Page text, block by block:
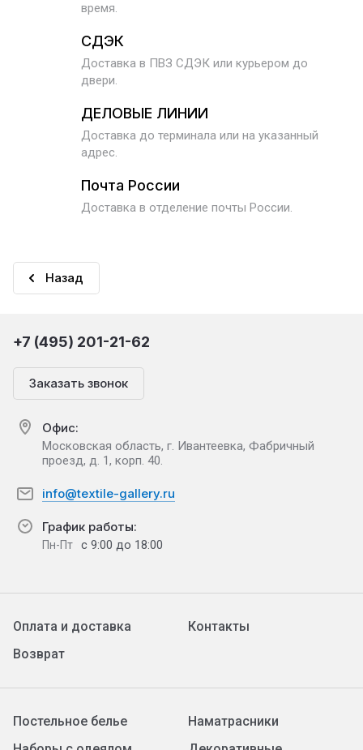
время.
СДЭК
Доставка в ПВЗ СДЭК или курьером до
двери.
ДЕЛОВЫЕ ЛИНИИ
Доставка до терминала или на указанный
адрес.
Почта России
Доставка в отделение почты России.
Назад
+7 (495) 201-21-62
Заказать звонок
Офис:
Московская область, г. Ивантеевка, Фабричный
проезд, д. 1, корп. 40.
info@textile-gallery.ru
График работы:
Пн-Пт с 9:00 до 18:00
Оплата и доставка
Возврат
Контакты
Постельное белье
Наматрасники